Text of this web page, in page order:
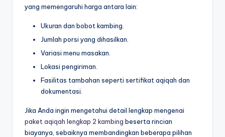
yang memengaruhi harga antara lain:
Ukuran dan bobot kambing.
Jumlah porsi yang dihasilkan.
Variasi menu masakan.
Lokasi pengiriman.
Fasilitas tambahan seperti sertifikat aqiqah dan
dokumentasi.
Jika Anda ingin mengetahui detail lengkap mengenai
paket aqiqah lengkap 2 kambing beserta rincian
biayanya, sebaiknya membandingkan beberapa pilihan